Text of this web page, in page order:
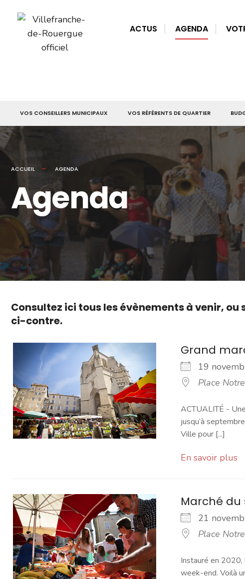
Skip
content
ACTUS AGENDA
VOS CONSEILLERS MUNICIPAUX VOS RÉFÉRENTS DE QUARTIER
ACCUEIL AGENDA
Agenda
Consultez ici tous les évènements à venir, ou
ci-contre.
Grand
19
Place
ACTUALITÉ -
jusqu’à
Ville pour [...]
En savoir plus
Marché du
21
Place
Instauré en 2020,
week-end. Voilà